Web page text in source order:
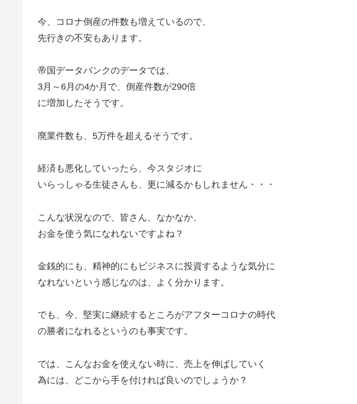
今、コロナ倒産の件数も増えているので、
先行きの不安もあります。
帝国データバンクのデータでは、
3月～6月の4か月で、倒産件数が290倍
に増加したそうです。
廃業件数も、5万件を超えるそうです。
経済も悪化していったら、今スタジオに
いらっしゃる生徒さんも、更に減るかもしれません・・・
こんな状況なので、皆さん、なかなか、
お金を使う気になれないですよね？
金銭的にも、精神的にもビジネスに投資するような気分に
なれないという感じなのは、よく分かります。
でも、今、堅実に継続するところがアフターコロナの時代
の勝者になれるというのも事実です。
では、こんなお金を使えない時に、売上を伸ばしていく
為には、どこから手を付ければ良いのでしょうか？